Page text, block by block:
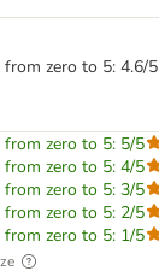
zero to 5: 4.6/5
from zero to 5: 5/5
from zero to 5: 4/5
from zero to 5: 3/5
from zero to 5: 2/5
from zero to 5: 1/5